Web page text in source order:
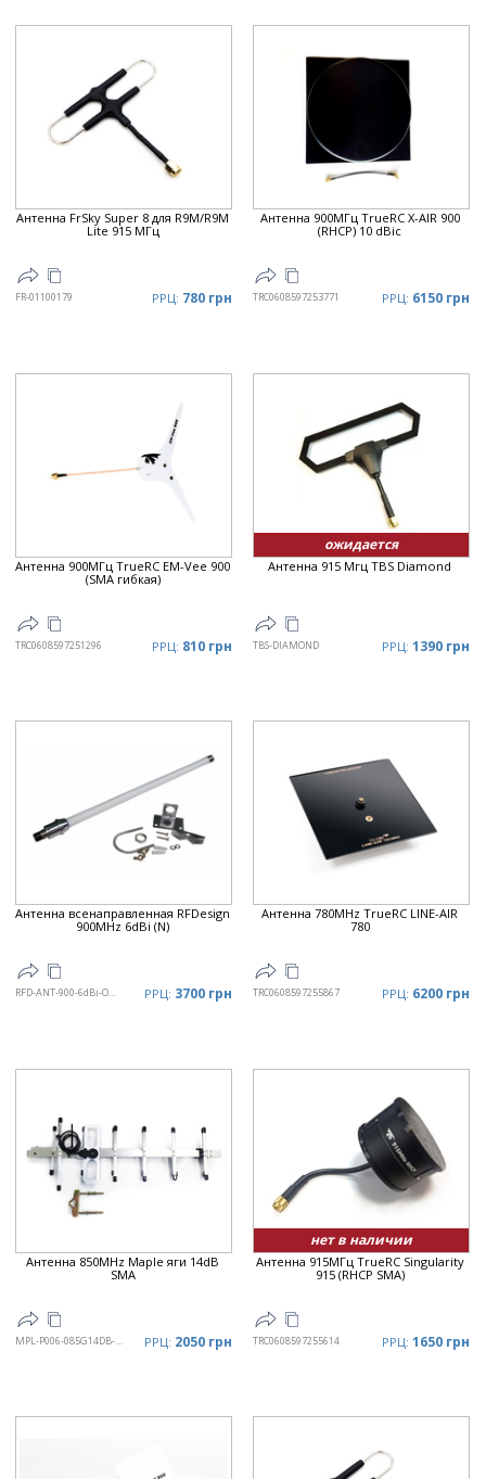
Антенна FrSky Super 8 для R9M/R9M
Lite 915 МГц
FR-01100179 РРЦ: 780 грн
Антенна 900МГц TrueRC X-AIR 900
(RHCP) 10 dBic
TRC0608597253771 РРЦ: 6150 грн
Антенна 900МГц TrueRC EM-Vee 900
(SMA гибкая)
TRC0608597251296 РРЦ: 810 грн
ожидается
Антенна 915 Мгц TBS Diamond
TBS-DIAMOND РРЦ: 1390 грн
Антенна всенаправленная RFDesign
900MHz 6dBi (N)
RFD-ANT-900-6dBi-OMNI-N РРЦ: 3700 грн
Антенна 780MHz TrueRC LINE-AIR
780
TRC0608597255867 РРЦ: 6200 грн
Антенна 850MHz Maple яги 14dB
SMA
MPL-P006-085G14DB-SMA РРЦ: 2050 грн
нет в наличии
Антенна 915МГц TrueRC Singularity
915 (RHCP SMA)
TRC0608597255614 РРЦ: 1650 грн